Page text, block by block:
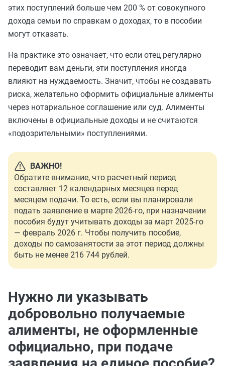
этих поступлений больше чем 200 % от совокупного
дохода семьи по справкам о доходах, то в пособии
могут отказать.
На практике это означает, что если отец регулярно
переводит вам деньги, эти поступления иногда
влияют на нуждаемость. Значит, чтобы не создавать
риска, желательно оформить официальные алименты
через нотариальное соглашение или суд. Алименты
включены в официальные доходы и не считаются
«подозрительными» поступлениями.
ВАЖНО!
Обратите внимание, что расчетный период
составляет 12 календарных месяцев перед
месяцем подачи. То есть, если вы планировали
подать заявление в марте 2026-го, при назначении
пособия будут учитывать доходы за март 2025-го
— февраль 2026 г. Чтобы получить пособие,
доходы по самозанятости за этот период должны
быть не менее 216 744 рублей.
Нужно ли указывать
добровольно получаемые
алименты, не оформленные
официально, при подаче